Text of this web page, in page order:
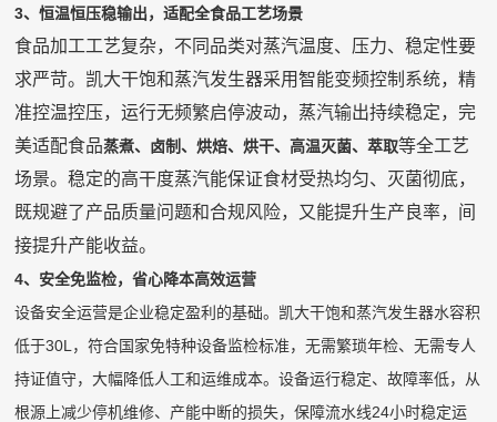
3、恒温恒压稳输出，适配全食品工艺场景
食品加工工艺复杂，不同品类对蒸汽温度、压力、稳定性要
求严苛。凯大干饱和蒸汽发生器采用智能变频控制系统，精
准控温控压，运行无频繁启停波动，蒸汽输出持续稳定，完
美适配食品蒸煮、卤制、烘焙、烘干、高温灭菌、萃取等全工艺
场景。稳定的高干度蒸汽能保证食材受热均匀、灭菌彻底，
既规避了产品质量问题和合规风险，又能提升生产良率，间
接提升产能收益。
4、安全免监检，省心降本高效运营
设备安全运营是企业稳定盈利的基础。凯大干饱和蒸汽发生器水容积
低于30L，符合国家免特种设备监检标准，无需繁琐年检、无需专人
持证值守，大幅降低人工和运维成本。设备运行稳定、故障率低，从
根源上减少停机维修、产能中断的损失，保障流水线24小时稳定运